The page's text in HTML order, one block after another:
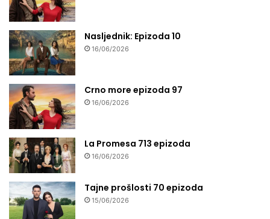
Nasljednik: Epizoda 10
16/06/2026
Crno more epizoda 97
16/06/2026
La Promesa 713 epizoda
16/06/2026
Tajne prošlosti 70 epizoda
15/06/2026